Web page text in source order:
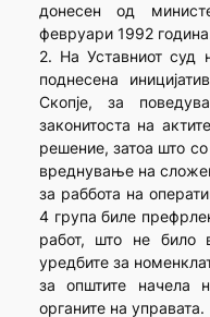
донесен од
февруари 1992
2. На Уставниот суд
поднесена
Скопје, за
законитоста на
решение, затоа што
вреднување на
за раббота на
4 група биле
работ, што не било
уредбите за
за општите начела
органите на управата.